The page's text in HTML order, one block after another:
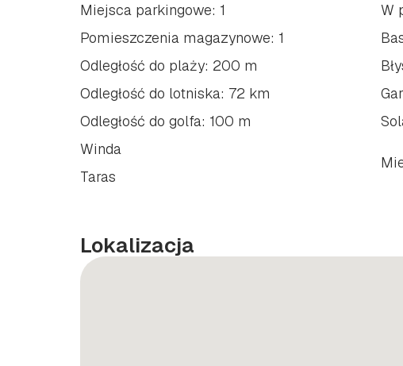
Miejsca parkingowe: 1
Pomieszczenia magazynowe: 1
Odległość do plaży: 200 m
Odległość do lotniska: 72 km
Odległość do golfa: 100 m
Winda
Taras
W
Lokalizacja